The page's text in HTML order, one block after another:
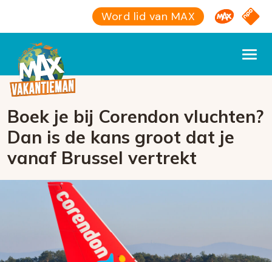
Word lid van MAX Omroep
NPO
Boek je bij Corendon vluchten?
Dan is de kans groot dat je
vanaf Brussel vertrekt